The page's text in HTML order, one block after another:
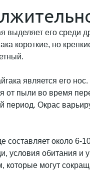
выделяет его среди
короткие, но
является его
пыли во время
Окрас
составляет около
условия обитания и
могут